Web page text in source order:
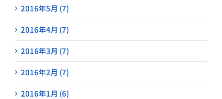
2016年5月 (7)
2016年4月 (7)
2016年3月 (7)
2016年2月 (7)
2016年1月 (6)